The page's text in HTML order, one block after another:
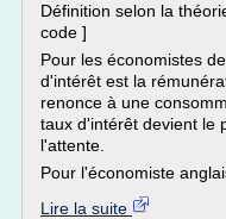
Définition selon la
code ]
Pour les économistes
d'intérêt est la
renonce à une
taux d'intérêt devient le
l'attente.
Pour l'économiste
Lire la suite